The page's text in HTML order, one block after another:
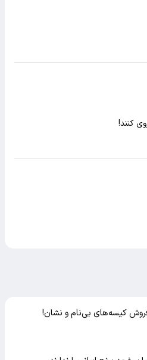
کنند!
فروش کیسه‌های بی‌نام و نشان!